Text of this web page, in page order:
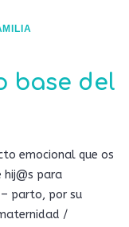
base del
emocional que os
para
parto, por su
/